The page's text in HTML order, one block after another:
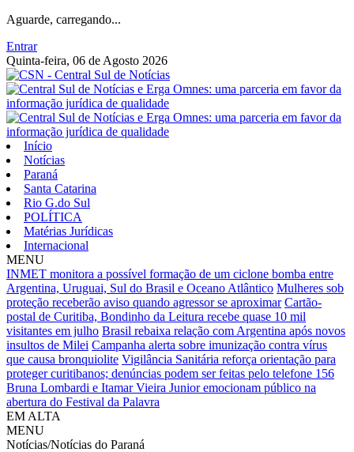
Aguarde, carregando...
Entrar
Quinta-feira, 06 de Agosto 2026
Início
Notícias
Paraná
Santa Catarina
Rio G.do Sul
POLÍTICA
Matérias Jurídicas
Internacional
MENU
INMET monitora a possível formação de um ciclone bomba entre
Argentina, Uruguai, Sul do Brasil e Oceano Atlântico Mulheres sob
proteção receberão aviso quando agressor se aproximar Cartão-
postal de Curitiba, Bondinho da Leitura recebe quase 10 mil
visitantes em julho Brasil rebaixa relação com Argentina após novos
insultos de Milei Campanha alerta sobre imunização contra vírus
que causa bronquiolite Vigilância Sanitária reforça orientação para
proteger curitibanos; denúncias podem ser feitas pelo telefone 156
Bruna Lombardi e Itamar Vieira Junior emocionam público na
abertura do Festival da Palavra
EM ALTA
MENU
Notícias/Notícias do Paraná